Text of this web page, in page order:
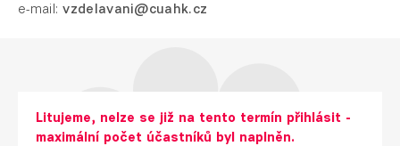
e-mail:vzdelavani@cuahk.cz
Litujeme, nelze se již na tento termín přihlásit -
maximální počet účastníků byl naplněn.